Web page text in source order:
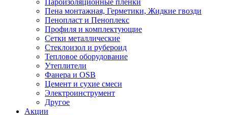
Пароизоляционные пленки
Пена монтажная, Герметики, Жидкие гвозди
Пенопласт и Пеноплекс
Профиля и комплектующие
Сетки металлические
Стеклоизол и рубероид
Тепловое оборудование
Утеплители
Фанера и OSB
Цемент и сухие смеси
Электроинструмент
Другое
Акции